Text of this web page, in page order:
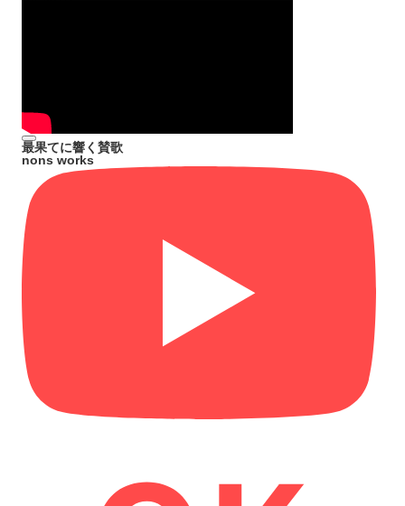
最果てに響く賛歌
nons works